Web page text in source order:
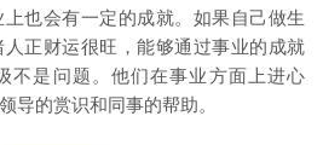
也会有一定的成就。如果自己做生
正财运很旺，能够通过事业的成就
不是问题。他们在事业方面上进心
导的赏识和同事的帮助。